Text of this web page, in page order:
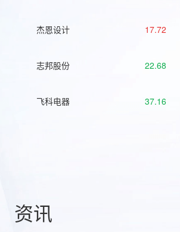
杰恩设计 17.72
志邦股份 22.68
飞科电器 37.16
资讯